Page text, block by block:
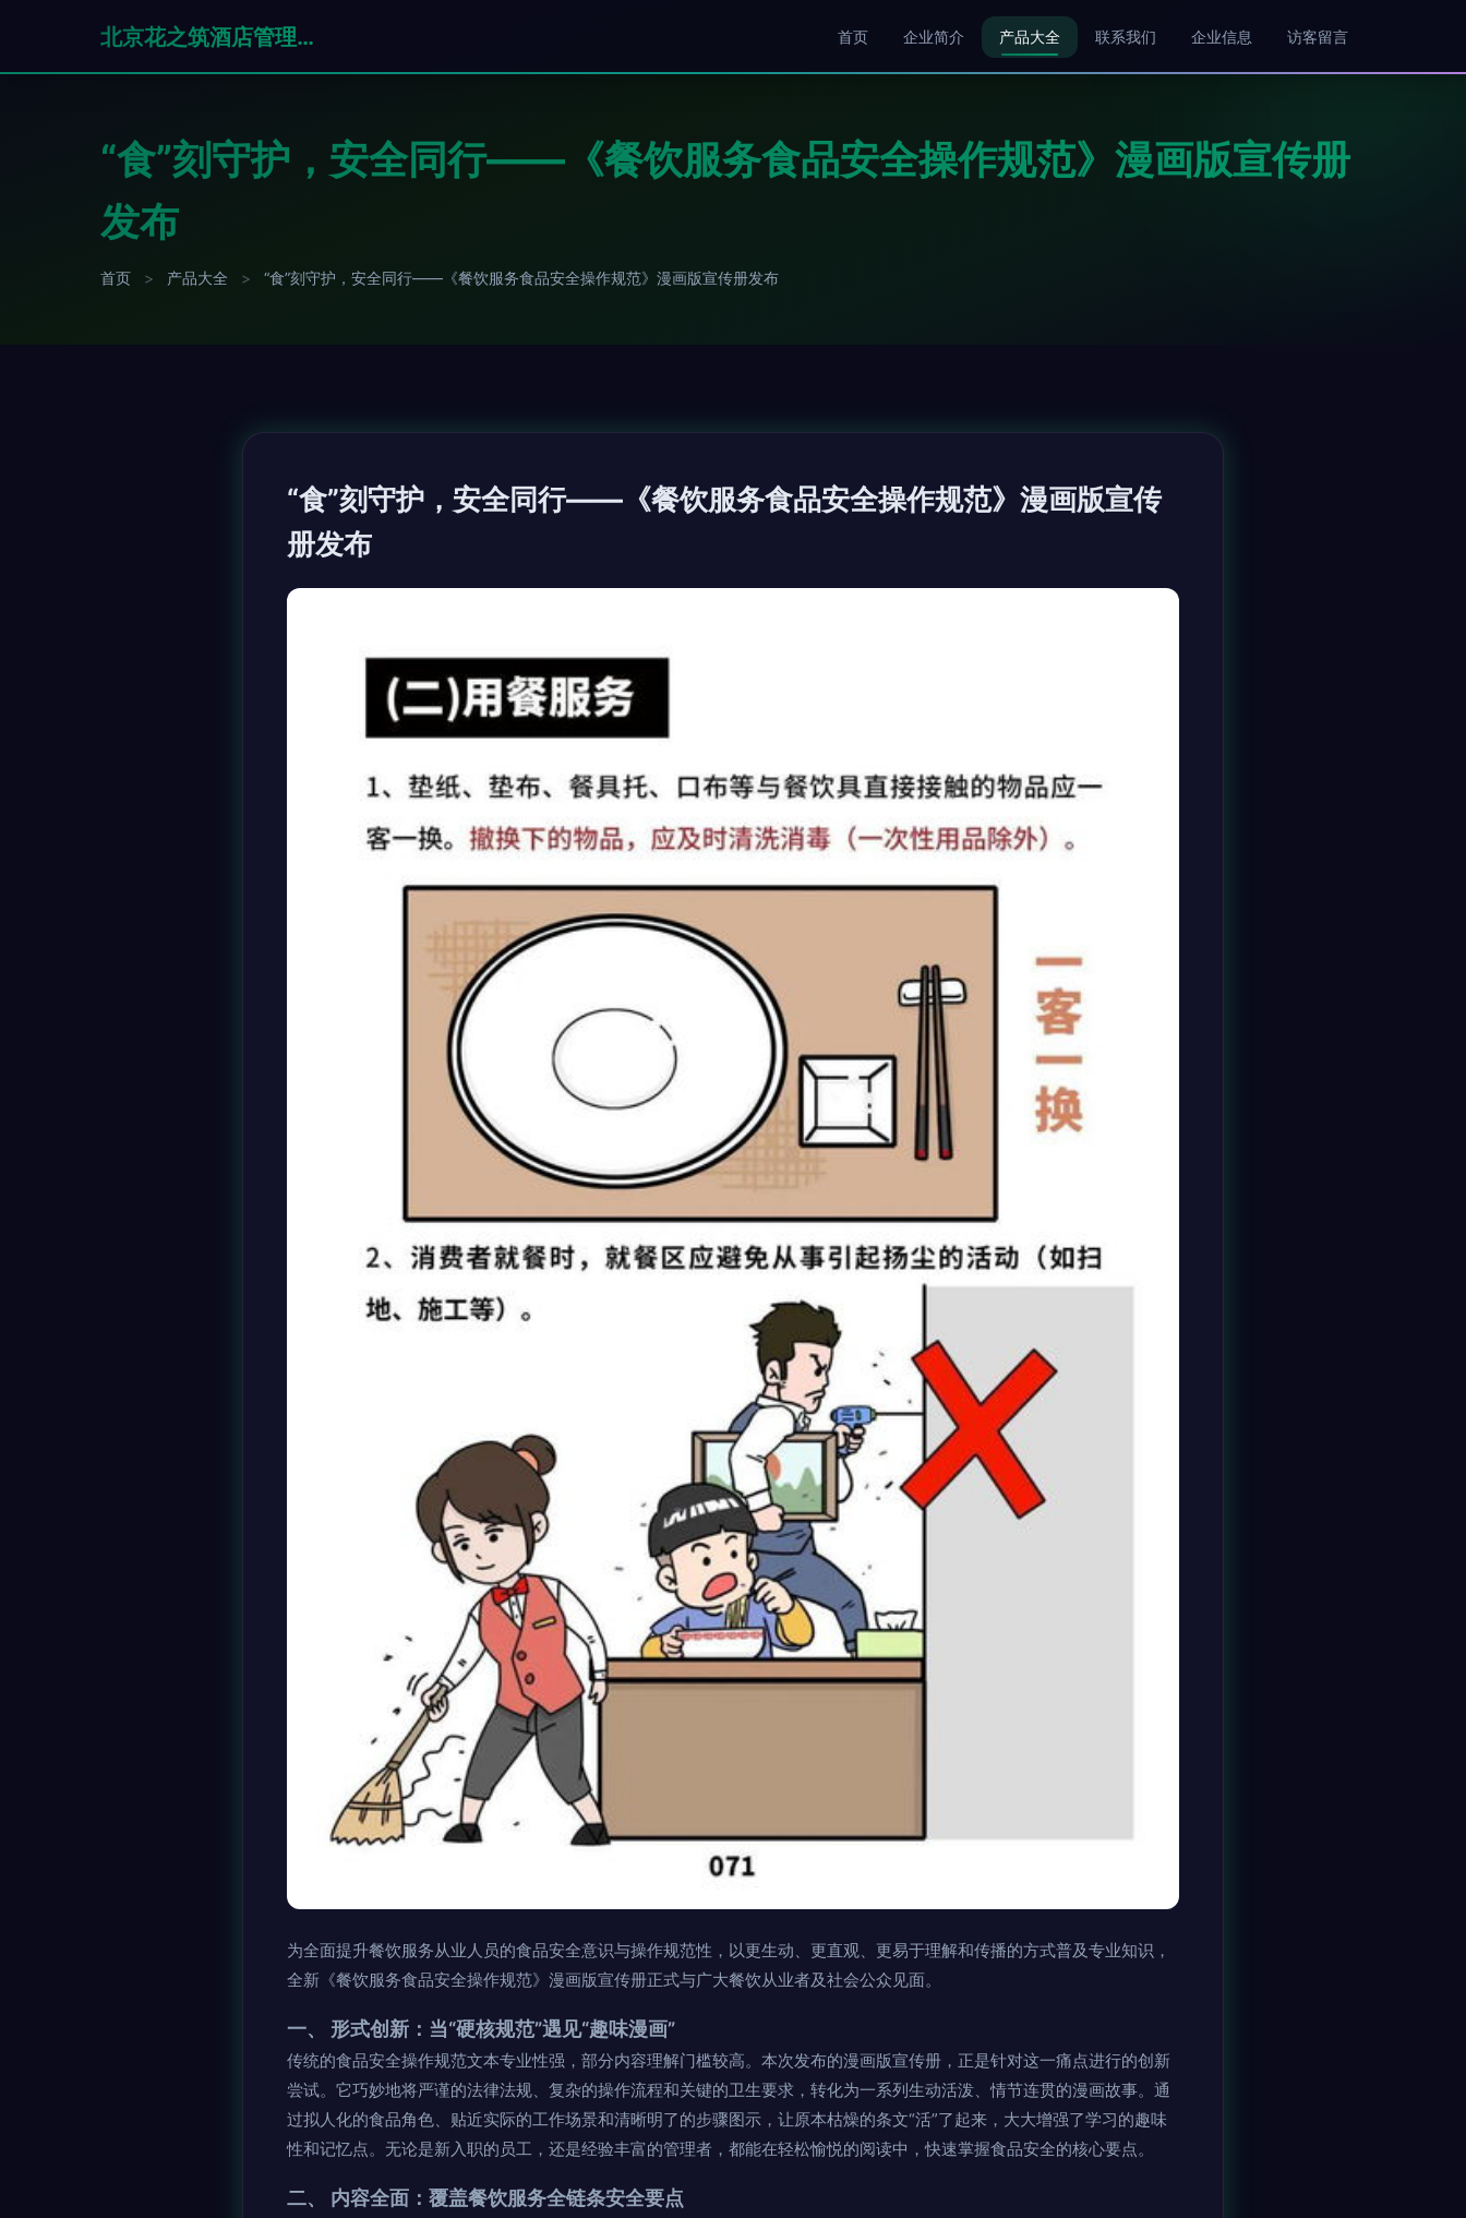
北京花之筑酒店管理有限公司 首页 企业简介 产品大全 联系我们 企业信息 访客留言
“食”刻守护，安全同行——《餐饮服务食品安全操作规范》漫画版宣传册
发布
首页 > 产品大全 > “食”刻守护，安全同行——《餐饮服务食品安全操作规范》漫画版宣传册发布
“食”刻守护，安全同行——《餐饮服务食品安全操作规范》漫画版宣传
册发布
为全面提升餐饮服务从业人员的食品安全意识与操作规范性，以更生动、更直观、更易于理解和传播的方式普及专业知识，
全新《餐饮服务食品安全操作规范》漫画版宣传册正式与广大餐饮从业者及社会公众见面。
一、 形式创新：当“硬核规范”遇见“趣味漫画”
传统的食品安全操作规范文本专业性强，部分内容理解门槛较高。本次发布的漫画版宣传册，正是针对这一痛点进行的创新
尝试。它巧妙地将严谨的法律法规、复杂的操作流程和关键的卫生要求，转化为一系列生动活泼、情节连贯的漫画故事。通
过拟人化的食品角色、贴近实际的工作场景和清晰明了的步骤图示，让原本枯燥的条文“活”了起来，大大增强了学习的趣味
性和记忆点。无论是新入职的员工，还是经验丰富的管理者，都能在轻松愉悦的阅读中，快速掌握食品安全的核心要点。
二、 内容全面：覆盖餐饮服务全链条安全要点